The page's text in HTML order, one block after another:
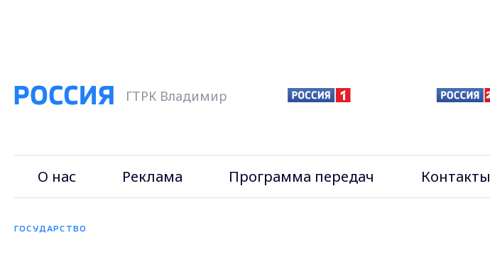
ГТРК Владимир
О нас Реклама Программа передач Контакты
ГОСУДАРСТВО